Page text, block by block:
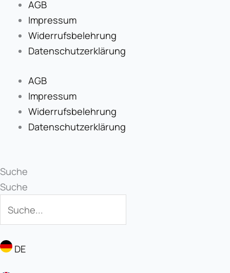
AGB
Impressum
Widerrufsbelehrung
Datenschutzerklärung
AGB
Impressum
Widerrufsbelehrung
Datenschutzerklärung
Suche
Suche
DE